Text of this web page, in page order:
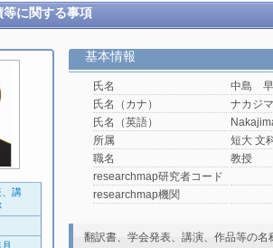
に関する事項
、講
基本情報
氏名
中島
氏名（カナ）
ナカジ
氏名（英語）
所属
短大 文
職名
教授
researchmap研究者コード
researchmap機関
翻訳書、学会発表、講演、作品等の名